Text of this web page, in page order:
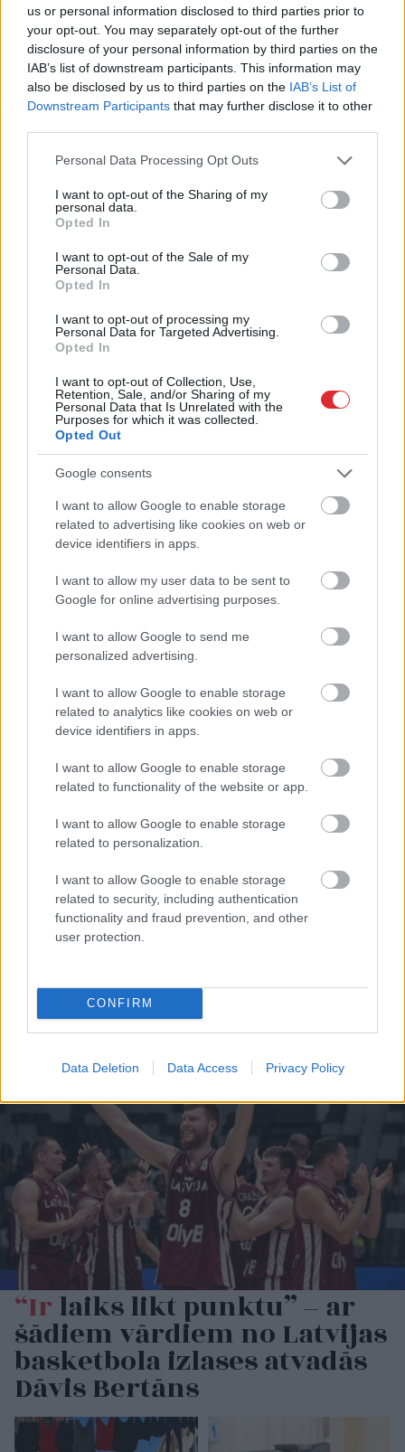
us or personal information disclosed to third parties prior to
your opt-out. You may separately opt-out of the further
disclosure of your personal information by third parties on the
IAB’s list of downstream participants. This information may
also be disclosed by us to third parties on the IAB’s List of
Downstream Participants that may further disclose it to other
Please note that this website/app uses one or more Google
not limited to your visit or usage behaviour. You may click to
grant or deny consent to Google and its third-party tags to
use your data for below specified purposes in below Google
consent section.
Personal Data Processing Opt Outs
I want to opt-out of the Sharing of my
personal data.
Opted In
I want to opt-out of the Sale of my
Personal Data.
Opted In
I want to opt-out of processing my
Personal Data for Targeted Advertising.
Opted In
I want to opt-out of Collection, Use,
Retention, Sale, and/or Sharing of my
Personal Data that Is Unrelated with the
Purposes for which it was collected.
Opted Out
Google consents
I want to allow Google to enable storage
related to advertising like cookies on web or
device identifiers in apps.
I want to allow my user data to be sent to
Google for online advertising purposes.
I want to allow Google to send me
personalized advertising.
I want to allow Google to enable storage
related to analytics like cookies on web or
device identifiers in apps.
I want to allow Google to enable storage
related to functionality of the website or app.
I want to allow Google to enable storage
related to personalization.
I want to allow Google to enable storage
related to security, including authentication
functionality and fraud prevention, and other
user protection.
CONFIRM
Data Deletion Data Access Privacy Policy
TESTS.Cik daudz tu zini par
Latvijas upēm? Izpildi testu
un noskaidro, vai tava
bijusī ģeogrāfijas skolotāja
ar tevi lepotos
Maskavas mērs pareģo
Krievijai fatālu galu, ja
vien Putins dos zaļo
lēmumam
Trīsgadīgā Anna raud
sāpēs, bet tētim
piesaukšanas ģimene
panāk savu
“Sūds,mēsls!”
Kulbergs
saņemtajām atskaitēm
par valsts piešķirto
paši 5 centimetri
haosu. Sinoptiķis atklāj,
kā top brīdinājumi par
laikapstākļiem
tehniskajām
“Kameras nebija
pieslēgtas
robežsardzes nodaļai”
“Irlaiks likt punktu” – ar
šādiem vārdiem no Latvijas
basketbola izlases atvadās
Dāvis Bertāns
Atcelt Ziņot